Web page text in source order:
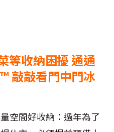
等收納困擾 通通
敲敲看門中門冰
空間好收納：過年為了